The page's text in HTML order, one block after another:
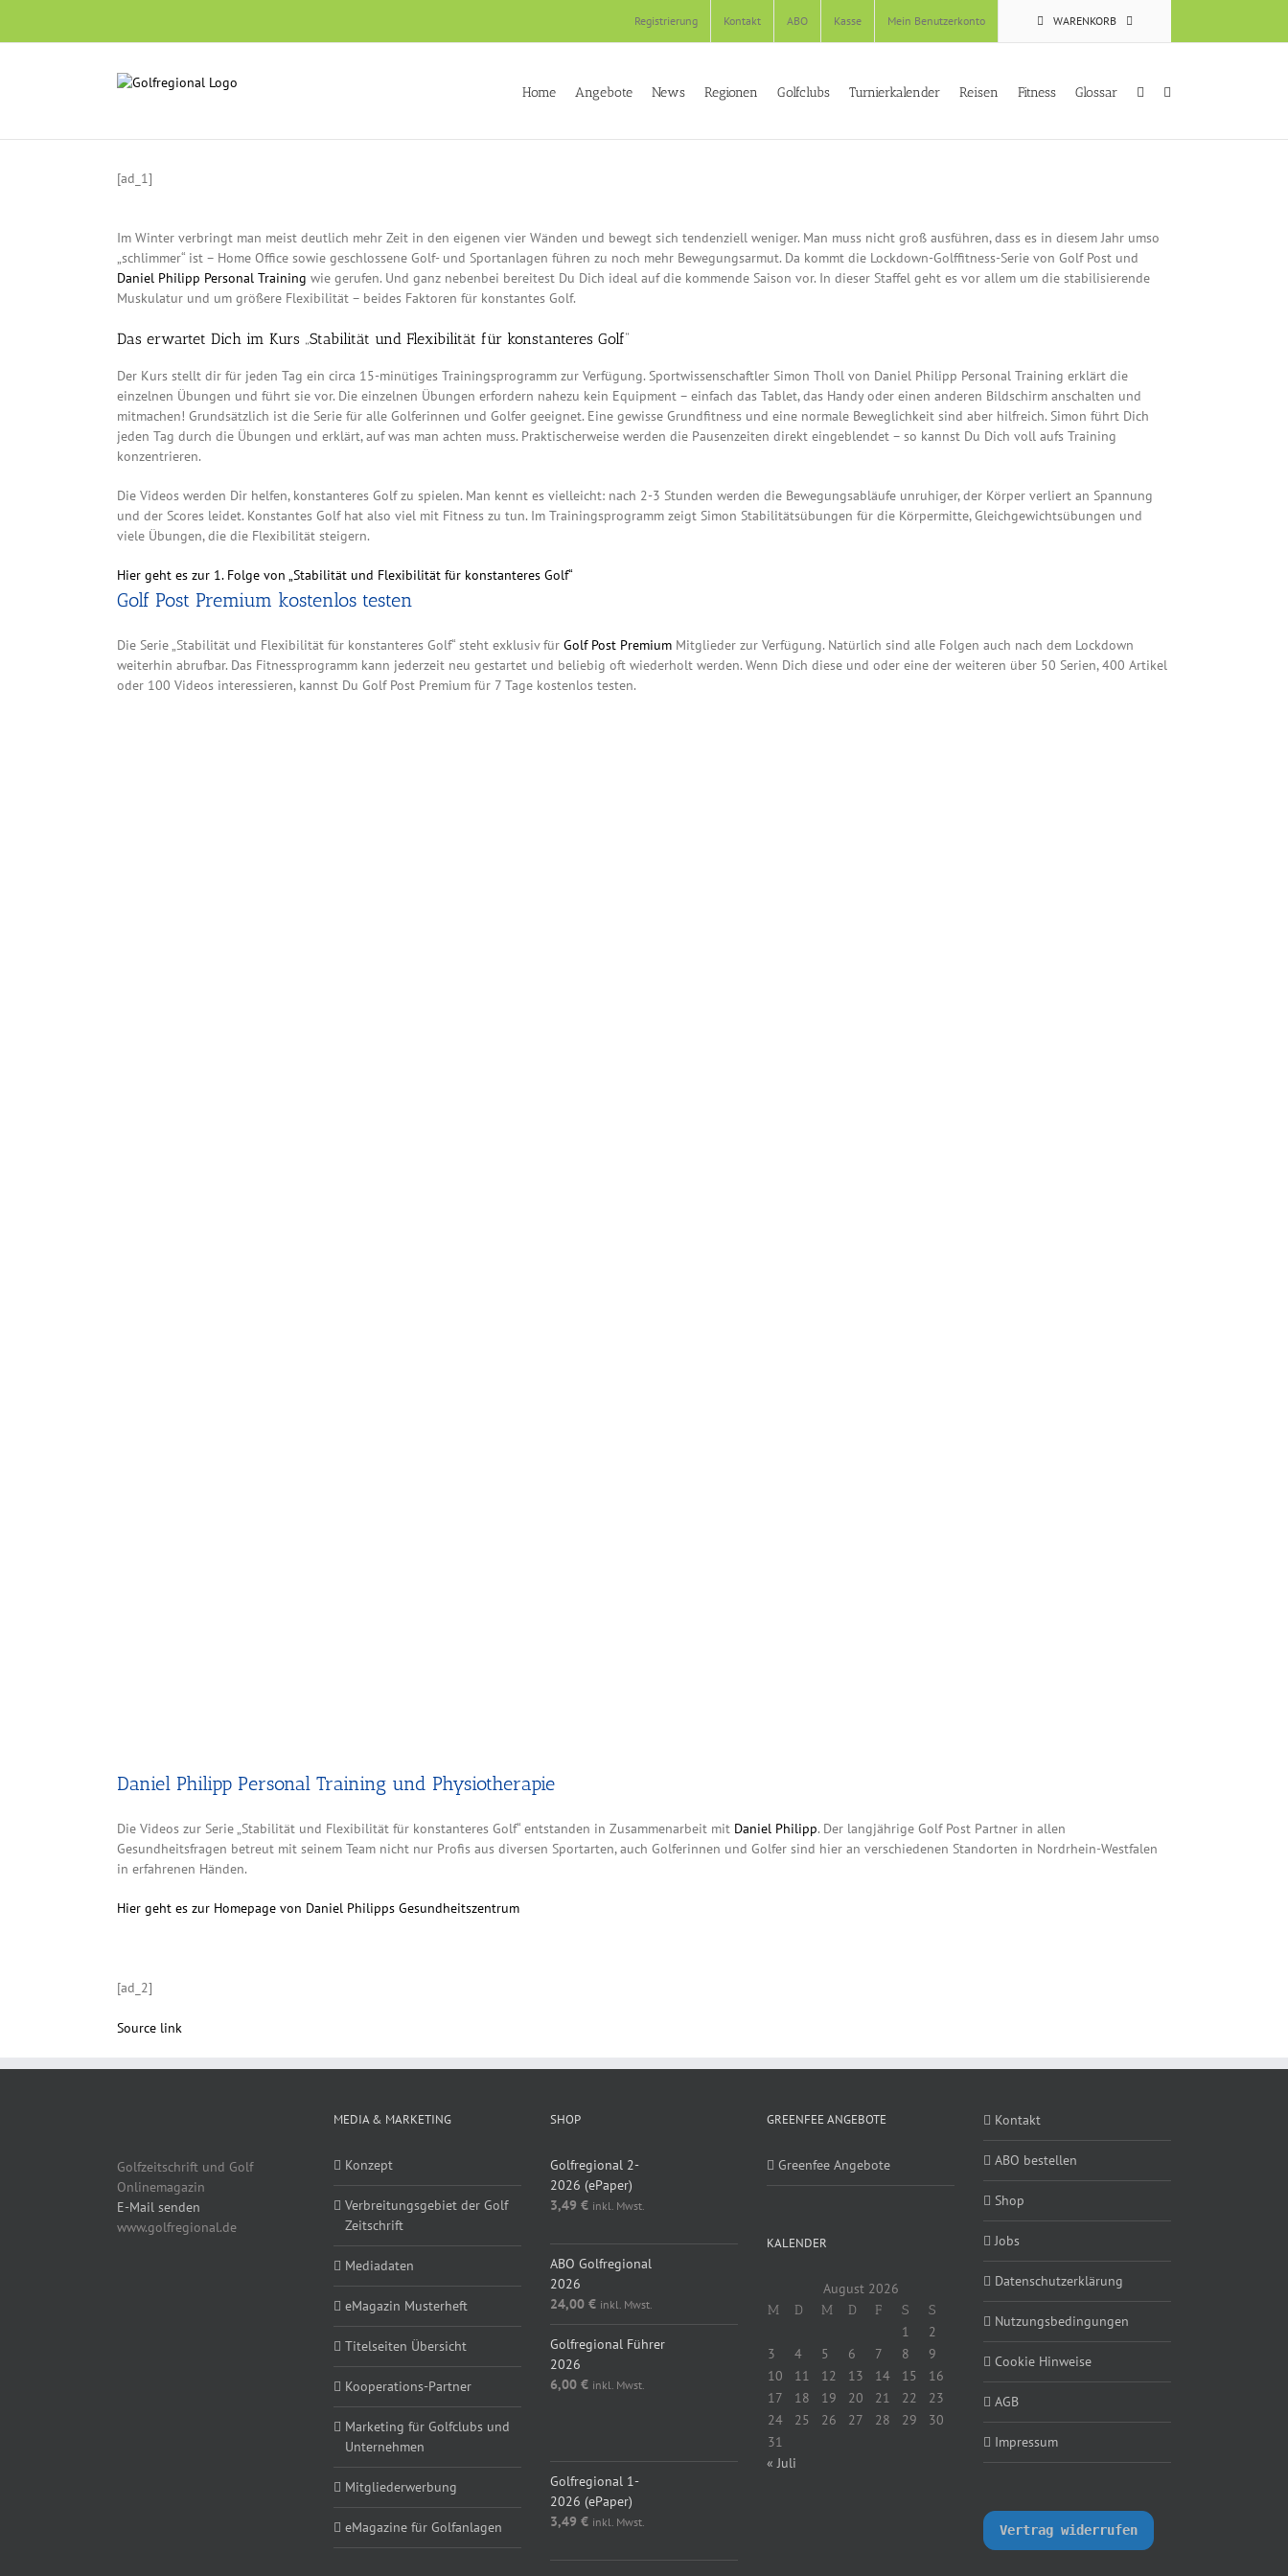
content
Registrierung Kontakt ABO Kasse Mein Benutzerkonto WARENKORB
Home Angebote News Regionen Golfclubs Turnierkalender Reisen Fitness Glossar
[ad_1]
Im Winter verbringt man meist deutlich mehr Zeit in den eigenen vier Wänden und bewegt sich tendenziell weniger. Man muss nicht groß ausführen, dass es in diesem Jahr umso
„schlimmer“ ist – Home Office sowie geschlossene Golf- und Sportanlagen führen zu noch mehr Bewegungsarmut. Da kommt die Lockdown-Golffitness-Serie von Golf Post und
Daniel Philipp Personal Training wie gerufen. Und ganz nebenbei bereitest Du Dich ideal auf die kommende Saison vor. In dieser Staffel geht es vor allem um die stabilisierende
Muskulatur und um größere Flexibilität – beides Faktoren für konstantes Golf.
Das erwartet Dich im Kurs „Stabilität und Flexibilität für konstanteres Golf“
Der Kurs stellt dir für jeden Tag ein circa 15-minütiges Trainingsprogramm zur Verfügung. Sportwissenschaftler Simon Tholl von Daniel Philipp Personal Training erklärt die
einzelnen Übungen und führt sie vor. Die einzelnen Übungen erfordern nahezu kein Equipment – einfach das Tablet, das Handy oder einen anderen Bildschirm anschalten und
mitmachen! Grundsätzlich ist die Serie für alle Golferinnen und Golfer geeignet. Eine gewisse Grundfitness und eine normale Beweglichkeit sind aber hilfreich. Simon führt Dich
jeden Tag durch die Übungen und erklärt, auf was man achten muss. Praktischerweise werden die Pausenzeiten direkt eingeblendet – so kannst Du Dich voll aufs Training
konzentrieren.
Die Videos werden Dir helfen, konstanteres Golf zu spielen. Man kennt es vielleicht: nach 2-3 Stunden werden die Bewegungsabläufe unruhiger, der Körper verliert an Spannung
und der Scores leidet. Konstantes Golf hat also viel mit Fitness zu tun. Im Trainingsprogramm zeigt Simon Stabilitätsübungen für die Körpermitte, Gleichgewichtsübungen und
viele Übungen, die die Flexibilität steigern.
Hier geht es zur 1. Folge von „Stabilität und Flexibilität für konstanteres Golf“
Golf Post Premium kostenlos testen
Die Serie „Stabilität und Flexibilität für konstanteres Golf“ steht exklusiv für Golf Post Premium Mitglieder zur Verfügung. Natürlich sind alle Folgen auch nach dem Lockdown
weiterhin abrufbar. Das Fitnessprogramm kann jederzeit neu gestartet und beliebig oft wiederholt werden. Wenn Dich diese und oder eine der weiteren über 50 Serien, 400 Artikel
oder 100 Videos interessieren, kannst Du Golf Post Premium für 7 Tage kostenlos testen.
Daniel Philipp Personal Training und Physiotherapie
Die Videos zur Serie „Stabilität und Flexibilität für konstanteres Golf“ entstanden in Zusammenarbeit mit Daniel Philipp. Der langjährige Golf Post Partner in allen
Gesundheitsfragen betreut mit seinem Team nicht nur Profis aus diversen Sportarten, auch Golferinnen und Golfer sind hier an verschiedenen Standorten in Nordrhein-Westfalen
in erfahrenen Händen.
Hier geht es zur Homepage von Daniel Philipps Gesundheitszentrum
[ad_2]
Source link
Golfzeitschrift und Golf
Onlinemagazin
E-Mail senden
www.golfregional.de
MEDIA & MARKETING
Konzept
Verbreitungsgebiet der Golf
Zeitschrift
Mediadaten
eMagazin Musterheft
Titelseiten Übersicht
Kooperations-Partner
Marketing für Golfclubs und
Unternehmen
Mitgliederwerbung
eMagazine für Golfanlagen
SHOP
Golfregional 2-
2026 (ePaper)
3,49 € inkl. Mwst.
ABO Golfregional
2026
24,00 € inkl. Mwst.
Golfregional Führer
2026
6,00 € inkl. Mwst.
Golfregional 1-
2026 (ePaper)
3,49 € inkl. Mwst.
GREENFEE ANGEBOTE
Greenfee Angebote
KALENDER
August 2026
M D M D F S S
1
2
3
4 5 6 7 8
9
10
11 12 13 14 15
16
17
18 19 20 21 22
23
24
25 26 27 28 29
30
31
« Juli
Kontakt
ABO bestellen
Shop
Jobs
Datenschutzerklärung
Nutzungsbedingungen
Cookie Hinweise
AGB
Impressum
Vertrag widerrufen